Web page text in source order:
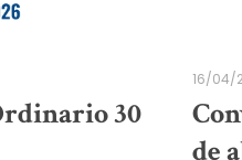
30
16/04/
de